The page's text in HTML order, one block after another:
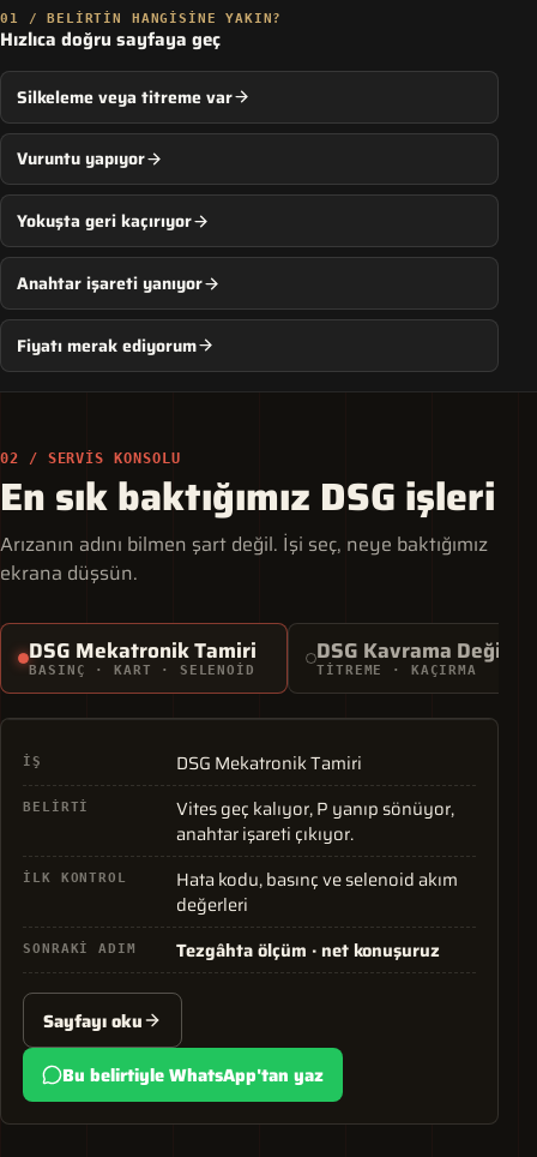
01 / BELIRTIN HANGISINE YAKIN?
Hızlıca doğru sayfaya geç
Silkeleme veya titreme var
Vuruntu yapıyor
Yokuşta geri kaçırıyor
Anahtar işareti yanıyor
Fiyatı merak ediyorum
02 / SERVIS KONSOLU
En sık baktığımız DSG işleri
Arızanın adını bilmen şart değil. İşi seç, neye baktığımız
ekrana düşsün.
DSG Mekatronik Tamiri
BASINÇ · KART · SELENOID
DSG Kavrama
TITREME · KAÇIRMA
İŞ
DSG Mekatronik Tamiri
BELIRTI
Vites geç kalıyor, P yanıp sönüyor,
anahtar işareti çıkıyor.
İLK KONTROL
Hata kodu, basınç ve selenoid akım
değerleri
SONRAKI ADIM Tezgâhta ölçüm · net konuşuruz
Sayfayı oku
Bu belirtiyle WhatsApp'tan yaz